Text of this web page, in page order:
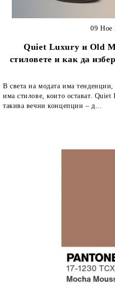
Quiet Luxury и Old
стиловете и как да
09 Ное
В света на модата има
има стилове, които остават.
такива вечни концепции – д...